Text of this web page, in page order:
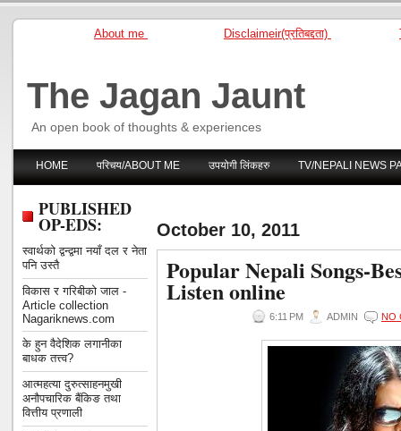
About me Disclaimeir(प्रतिबद्दता)
The Jagan Jaunt
An open book of thoughts & experiences
HOME परिचय/ABOUT ME उपयोगी लिंकहरु TV/NEPALI NEWS
PUBLISHED
OP-EDS:
स्वार्थको द्वन्द्वमा नयाँ दल र नेता
पनि उस्तै
विकास र गरिबीको जाल -
Article collection
Nagariknews.com
के हुन वैदेशिक लगानीका
बाधक तत्त्व?
आत्महत्या दुरुत्साहनमुखी
अनौपचारिक बैंकिङ तथा
वित्तीय प्रणाली
October 10, 2011
Popular Nepali Songs-
Listen online
6:11 PM ADMIN NO